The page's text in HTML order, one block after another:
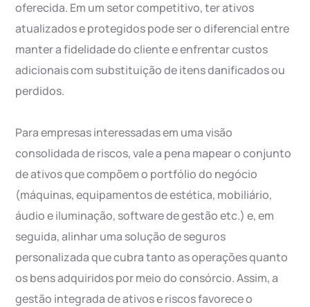
oferecida. Em um setor competitivo, ter ativos
atualizados e protegidos pode ser o diferencial entre
manter a fidelidade do cliente e enfrentar custos
adicionais com substituição de itens danificados ou
perdidos.
Para empresas interessadas em uma visão
consolidada de riscos, vale a pena mapear o conjunto
de ativos que compõem o portfólio do negócio
(máquinas, equipamentos de estética, mobiliário,
áudio e iluminação, software de gestão etc.) e, em
seguida, alinhar uma solução de seguros
personalizada que cubra tanto as operações quanto
os bens adquiridos por meio do consórcio. Assim, a
gestão integrada de ativos e riscos favorece o